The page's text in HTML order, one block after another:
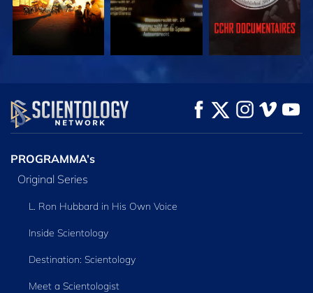
KIJK VERKEN DE SERIE
PROGRAMMA’s
Original Series
L. Ron Hubbard in His Own Voice
Inside Scientology
Destination: Scientology
Meet a Scientologist